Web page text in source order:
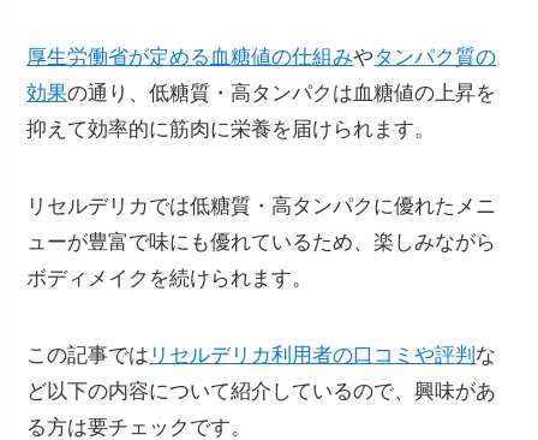
厚生労働省が定める血糖値の仕組みやタンパク質の
効果の通り、低糖質・高タンパクは血糖値の上昇を
抑えて効率的に筋肉に栄養を届けられます。
リセルデリカでは低糖質・高タンパクに優れたメニ
ューが豊富で味にも優れているため、楽しみながら
ボディメイクを続けられます。
この記事では リセルデリカ利用者の口コミや評判 な
ど以下の内容について紹介しているので、興味があ
る方は要チェックです。